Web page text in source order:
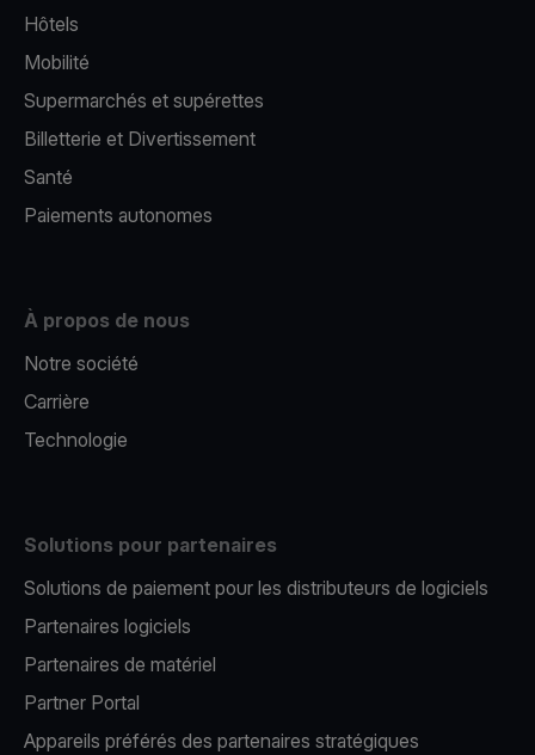
Hôtels
Mobilité
Supermarchés et supérettes
Billetterie et Divertissement
Santé
Paiements autonomes
À propos de nous
Notre société
Carrière
Technologie
Solutions pour partenaires
Solutions de paiement pour les distributeurs de logiciels
Partenaires logiciels
Partenaires de matériel
Partner Portal
Appareils préférés des partenaires stratégiques